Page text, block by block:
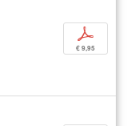
p
€ 9,95